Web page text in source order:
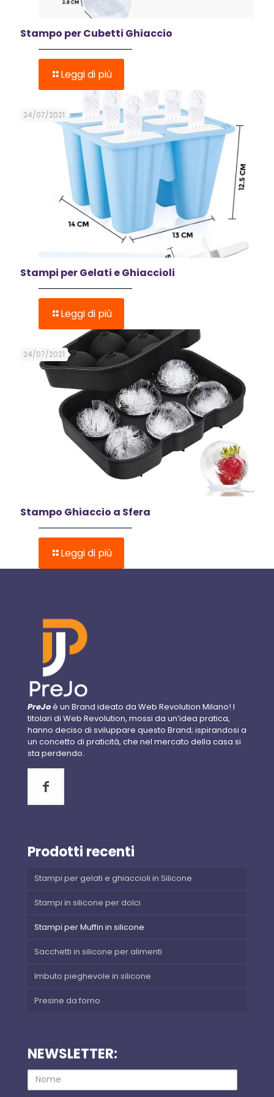
Stampo per Cubetti Ghiaccio
Leggi di più
24/07/2021
Stampi per Gelati e Ghiaccioli
Leggi di più
24/07/2021
Stampo Ghiaccio a Sfera
Leggi di più
PreJoè un Brand ideato da Web Revolution Milano! I
titolari di Web Revolution, mossi da un’idea pratica,
hanno deciso di sviluppare questo Brand; ispirandosi a
un concetto di praticità, che nel mercato della casa si
sta perdendo.
Prodotti recenti
Stampi per gelati e ghiaccioli in Silicone
Stampi in silicone per dolci
Stampi per Muffin in silicone
Sacchetti in silicone per alimenti
Imbuto pieghevole in silicone
Presine da forno
NEWSLETTER:
Nome